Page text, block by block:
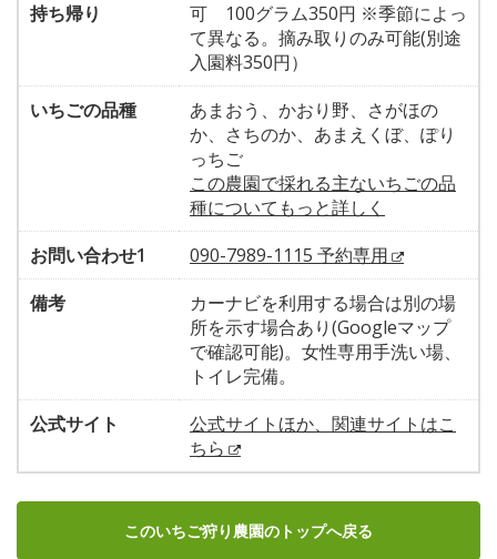
持ち帰り
可 100グラム350円 ※季節によっ
て異なる。摘み取りのみ可能(別途
入園料350円）
いちごの品種
あまおう、かおり野、さがほの
か、さちのか、あまえくぼ、ぽり
っちご
この農園で採れる主ないちごの品
種についてもっと詳しく
お問い合わせ1
090-7989-1115 予約専用
備考
カーナビを利用する場合は別の場
所を示す場合あり(Googleマップ
で確認可能)。女性専用手洗い場、
トイレ完備。
公式サイト
公式サイトほか、関連サイトはこ
ちら
このいちご狩り農園のトップへ戻る